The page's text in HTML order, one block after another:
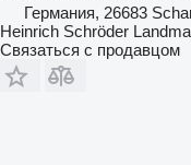
Германия, 26683
Heinrich Schröder
Связаться с продавцом